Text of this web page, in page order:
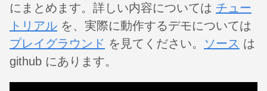
にまとめます。詳しい内容については チュー
トリアル を、実際に動作するデモについては
プレイグラウンド を見てください。 ソース は
github にあります。